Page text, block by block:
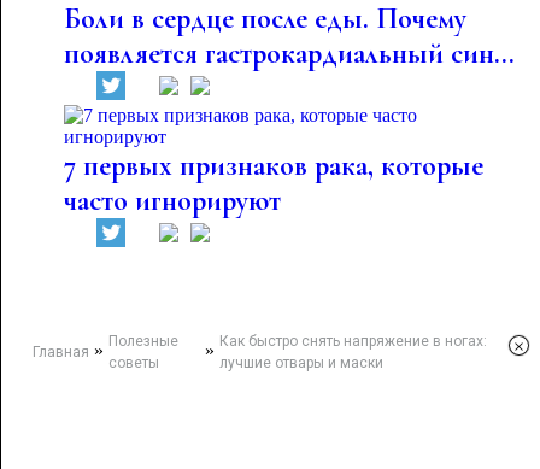
Боли в сердце после еды. Почему
появляется гастрокардиальный син...
7 первых признаков рака, которые
часто игнорируют
Главная » Полезные
советы
» Как быстро снять напряжение в ногах:
лучшие отвары и маски
×